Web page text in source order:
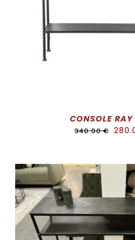
DÉTAILS
CONSOLE
340.00€
ADD TO CART